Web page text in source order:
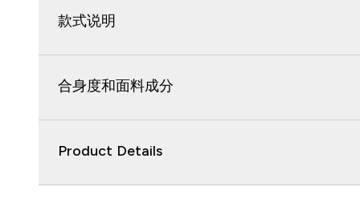
款式说明
合身度和面料成分
Product Details